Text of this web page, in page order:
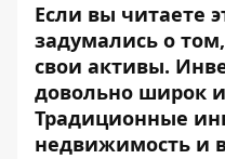
Если вы читаете
задумались о
свои активы.
довольно широк
Традиционные
недвижимость и